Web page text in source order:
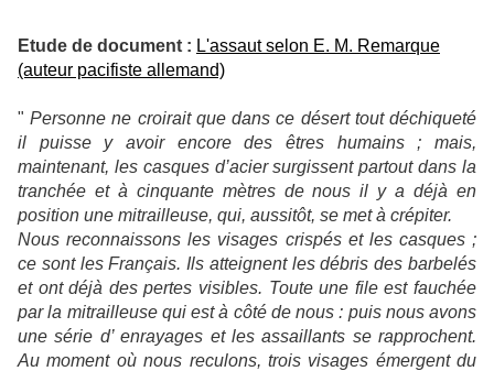
Etude de document : L'assaut selon E. M. Remarque
(auteur pacifiste allemand)
"Personne ne croirait que dans ce désert tout déchiqueté
il puisse y avoir encore des êtres humains ; mais,
maintenant, les casques d’acier surgissent partout dans la
tranchée et à cinquante mètres de nous il y a déjà en
position une mitrailleuse, qui, aussitôt, se met à crépiter.
Nous reconnaissons les visages crispés et les casques ;
ce sont les Français. Ils atteignent les débris des barbelés
et ont déjà des pertes visibles. Toute une file est fauchée
par la mitrailleuse qui est à côté de nous : puis nous avons
une série d’ enrayages et les assaillants se rapprochent.
Au moment où nous reculons, trois visages émergent du